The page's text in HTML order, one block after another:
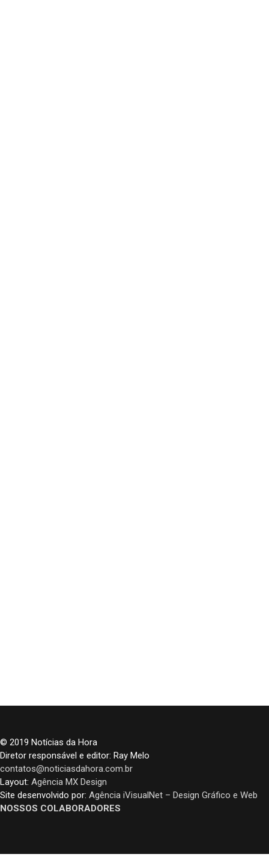
© 2019 Notícias da Hora
Diretor responsável e editor: Ray Melo
contatos@noticiasdahora.com.br
Layout: Agência MX Design
Site desenvolvido por: Agência iVisualNet – Design Gráfico e Web
NOSSOS COLABORADORES